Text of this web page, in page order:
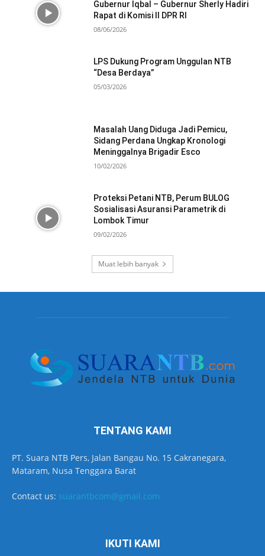
Gubernur Iqbal – Gubernur Sherly Hadiri
Rapat di Komisi II DPR RI
08/06/2026
LPS Dukung Program Unggulan NTB
“Desa Berdaya”
05/03/2026
Masalah Uang Diduga Jadi Pemicu,
Sidang Perdana Ungkap Kronologi
Meninggalnya Brigadir Esco
10/02/2026
Proteksi Petani NTB, Perum BULOG
Sosialisasi Asuransi Parametrik di
Lombok Timur
09/02/2026
Muat lebih banyak
TENTANG KAMI
PT. Suara NTB Pers, Jalan Bangau No. 15 Cakranegara,
Mataram, Nusa Tenggara Barat
Contact us: suarantbcom@gmail.com
IKUTI KAMI